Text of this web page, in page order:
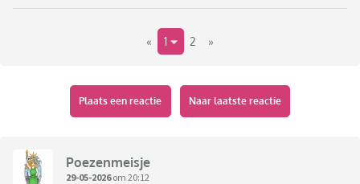
« 1 2 »
Plaats een reactie Naar laatste reactie
Poezenmeisje
29-05-2026om 20:12